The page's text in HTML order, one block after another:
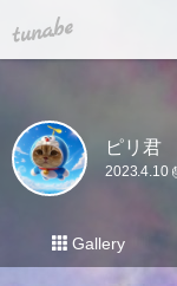
tuna.be
ピリ君
Gallery